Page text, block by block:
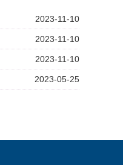
2023-11-10
2023-11-10
2023-11-10
2023-05-25